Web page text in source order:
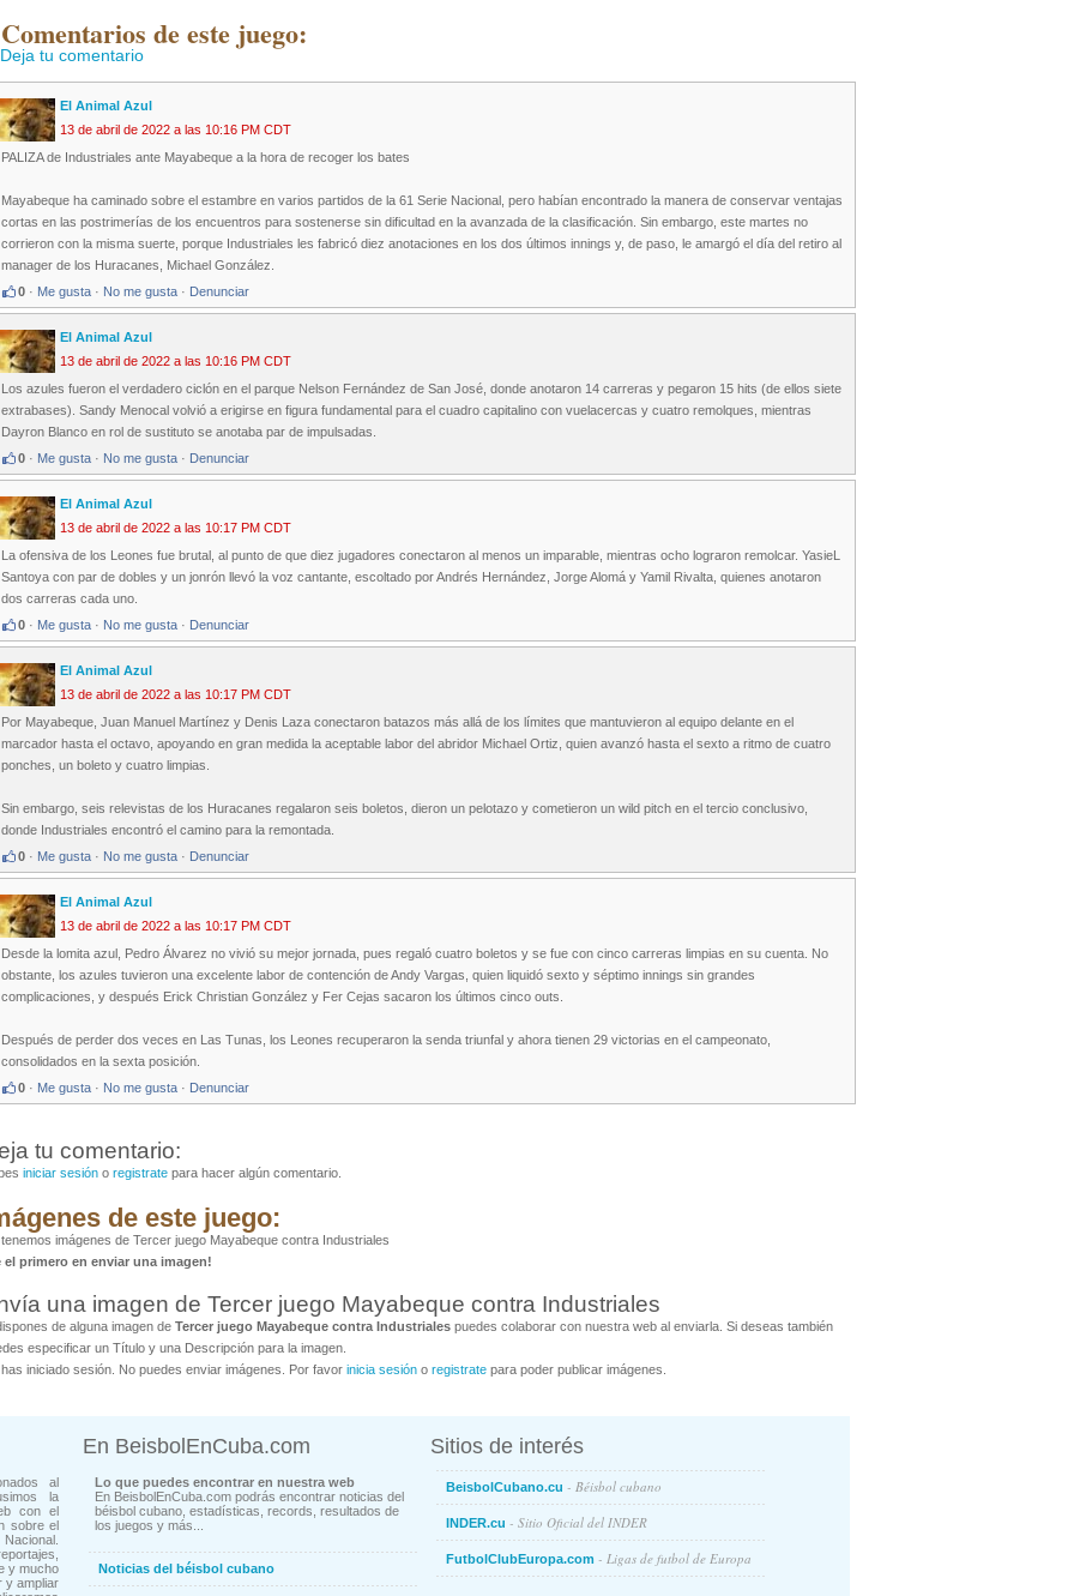
de este juego:
Deja tu comentario
El Animal Azul
13 de abril de 2022 a las 10:16 PM CDT
PALIZA de Industriales ante Mayabeque a la hora de recoger los bates
Mayabeque ha caminado sobre el estambre en varios partidos de la 61 Serie Nacional, pero habían encontrado la manera de conservar ventajas
cortas en las postrimerías de los encuentros para sostenerse sin dificultad en la avanzada de la clasificación. Sin embargo, este martes no
corrieron con la misma suerte, porque Industriales les fabricó diez anotaciones en los dos últimos innings y, de paso, le amargó el día del retiro al
manager de los Huracanes, Michael González.
0 · Me gusta · No me gusta · Denunciar
El Animal Azul
13 de abril de 2022 a las 10:16 PM CDT
Los azules fueron el verdadero ciclón en el parque Nelson Fernández de San José, donde anotaron 14 carreras y pegaron 15 hits (de ellos siete
extrabases). Sandy Menocal volvió a erigirse en figura fundamental para el cuadro capitalino con vuelacercas y cuatro remolques, mientras
Dayron Blanco en rol de sustituto se anotaba par de impulsadas.
0 · Me gusta · No me gusta · Denunciar
El Animal Azul
13 de abril de 2022 a las 10:17 PM CDT
La ofensiva de los Leones fue brutal, al punto de que diez jugadores conectaron al menos un imparable, mientras ocho lograron remolcar. YasieL
Santoya con par de dobles y un jonrón llevó la voz cantante, escoltado por Andrés Hernández, Jorge Alomá y Yamil Rivalta, quienes anotaron
dos carreras cada uno.
0 · Me gusta · No me gusta · Denunciar
El Animal Azul
13 de abril de 2022 a las 10:17 PM CDT
Por Mayabeque, Juan Manuel Martínez y Denis Laza conectaron batazos más allá de los límites que mantuvieron al equipo delante en el
marcador hasta el octavo, apoyando en gran medida la aceptable labor del abridor Michael Ortiz, quien avanzó hasta el sexto a ritmo de cuatro
ponches, un boleto y cuatro limpias.
Sin embargo, seis relevistas de los Huracanes regalaron seis boletos, dieron un pelotazo y cometieron un wild pitch en el tercio conclusivo,
donde Industriales encontró el camino para la remontada.
0 · Me gusta · No me gusta · Denunciar
El Animal Azul
13 de abril de 2022 a las 10:17 PM CDT
Desde la lomita azul, Pedro Álvarez no vivió su mejor jornada, pues regaló cuatro boletos y se fue con cinco carreras limpias en su cuenta. No
obstante, los azules tuvieron una excelente labor de contención de Andy Vargas, quien liquidó sexto y séptimo innings sin grandes
complicaciones, y después Erick Christian González y Fer Cejas sacaron los últimos cinco outs.
Después de perder dos veces en Las Tunas, los Leones recuperaron la senda triunfal y ahora tienen 29 victorias en el campeonato,
consolidados en la sexta posición.
0 · Me gusta · No me gusta · Denunciar
tu comentario:
iniciar sesión o registrate para hacer algún comentario.
de este juego:
imágenes de Tercer juego Mayabeque contra Industriales
el primero en enviar una imagen!
una imagen de Tercer juego Mayabeque contra Industriales
de alguna imagen de Tercer juego Mayabeque contra Industriales puedes colaborar con nuestra web al enviarla. Si deseas también
especificar un Título y una Descripción para la imagen.
iniciado sesión. No puedes enviar imágenes. Por favor inicia sesión o registrate para poder publicar imágenes.
al
la
con el
sobre el
y mucho
y ampliar
En BeisbolEnCuba.com
Lo que puedes encontrar en nuestra web
En BeisbolEnCuba.com podrás encontrar noticias del
béisbol cubano, estadísticas, records, resultados de
los juegos y más...
Noticias del béisbol cubano
Sitios de interés
BeisbolCubano.cu - Béisbol cubano
INDER.cu - Sitio Oficial del INDER
FutbolClubEuropa.com - Ligas de futbol de Europa